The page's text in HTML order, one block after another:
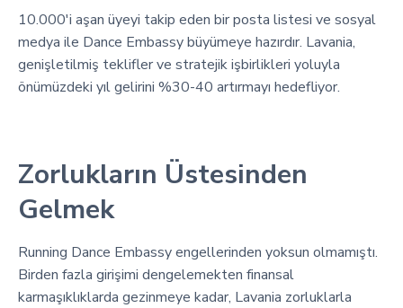
10.000'i aşan üyeyi takip eden bir posta listesi ve sosyal
medya ile Dance Embassy büyümeye hazırdır. Lavania,
genişletilmiş teklifler ve stratejik işbirlikleri yoluyla
önümüzdeki yıl gelirini %30-40 artırmayı hedefliyor.
Zorlukların Üstesinden
Gelmek
Running Dance Embassy engellerinden yoksun olmamıştı.
Birden fazla girişimi dengelemekten finansal
karmaşıklıklarda gezinmeye kadar, Lavania zorluklarla